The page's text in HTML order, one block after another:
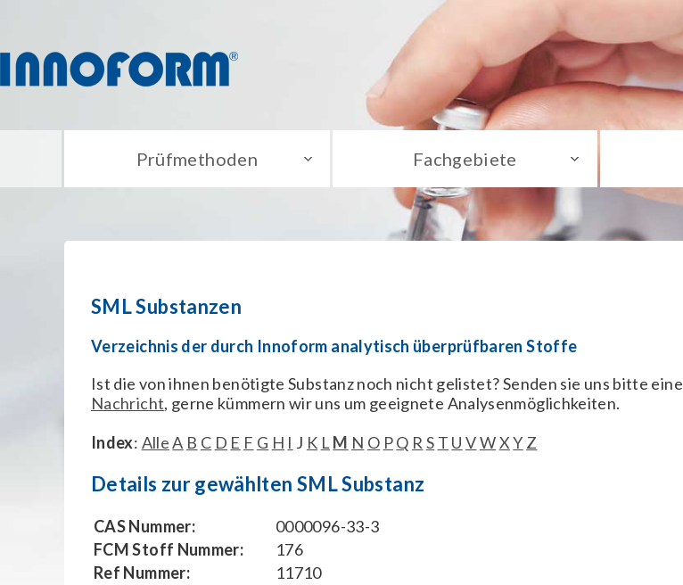
Prüfmethoden Fachgebiete
SML Substanzen
Verzeichnis der durch Innoform analytisch überprüfbaren Stoffe
Ist die von ihnen benötigte Substanz noch nicht gelistet? Senden sie uns bitte eine
Nachricht, gerne kümmern wir uns um geeignete Analysenmöglichkeiten.
Index: AlleA B C D E F G H I J K L M N O PQ R S T U VWXY Z
Details zur gewählten SML Substanz
CAS Nummer:
0000096-33-3
FCM Stoff Nummer:
176
Ref Nummer:
11710